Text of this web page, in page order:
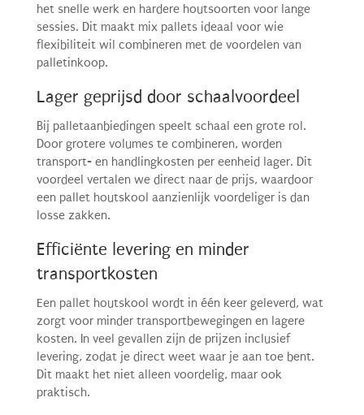
het snelle werk en hardere houtsoorten voor lange
sessies. Dit maakt mix pallets ideaal voor wie
flexibiliteit wil combineren met de voordelen van
palletinkoop.
Lager geprijsd door schaalvoordeel
Bij palletaanbiedingen speelt schaal een grote rol.
Door grotere volumes te combineren, worden
transport- en handlingkosten per eenheid lager. Dit
voordeel vertalen we direct naar de prijs, waardoor
een pallet houtskool aanzienlijk voordeliger is dan
losse zakken.
Efficiënte levering en minder
transportkosten
Een pallet houtskool wordt in één keer geleverd, wat
zorgt voor minder transportbewegingen en lagere
kosten. In veel gevallen zijn de prijzen inclusief
levering, zodat je direct weet waar je aan toe bent.
Dit maakt het niet alleen voordelig, maar ook
praktisch.